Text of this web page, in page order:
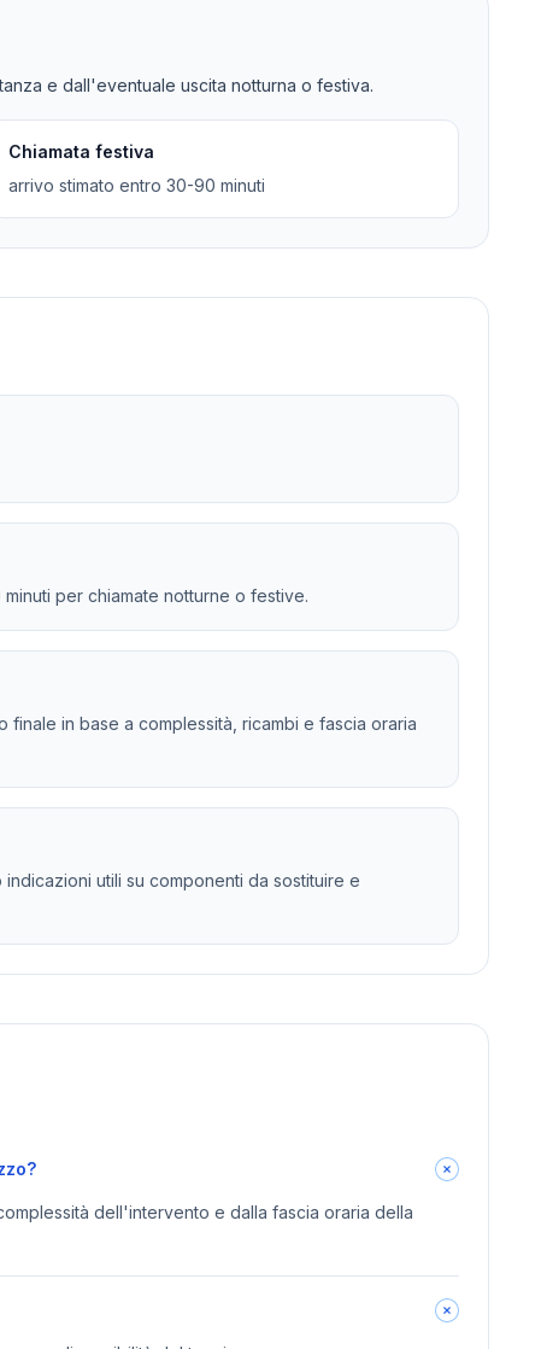
e dall'eventuale uscita notturna o festiva.
Chiamata festiva
arrivo stimato entro 30-90 minuti
per chiamate notturne o festive.
in base a complessità, ricambi e fascia oraria
utili su componenti da sostituire e
dell'intervento e dalla fascia oraria della